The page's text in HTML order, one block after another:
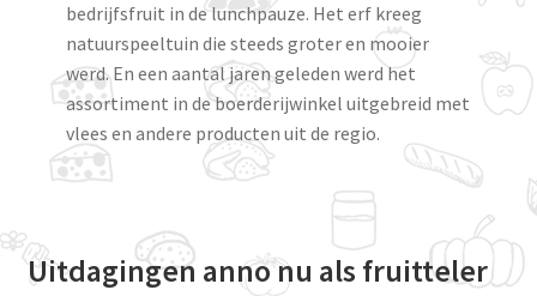
bedrijfsfruit in de lunchpauze. Het erf kreeg
natuurspeeltuin die steeds groter en mooier
werd. En een aantal jaren geleden werd het
assortiment in de boerderijwinkel uitgebreid met
vlees en andere producten uit de regio.
Uitdagingen anno nu als fruitteler